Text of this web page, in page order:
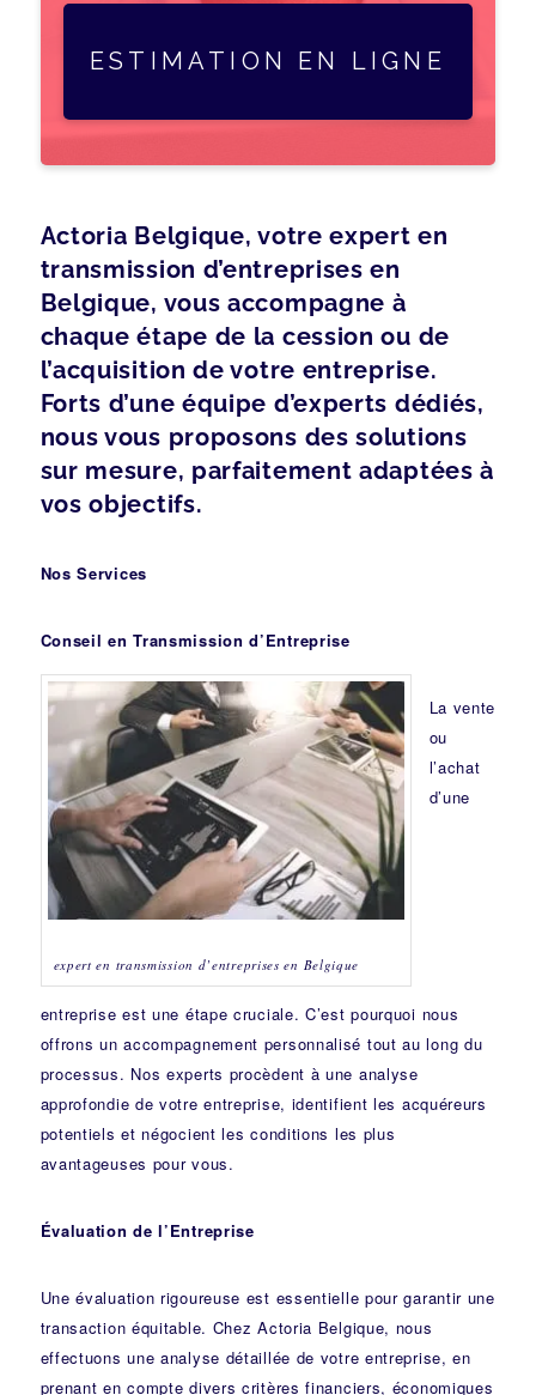
ESTIMATION EN LIGNE
Actoria Belgique, votre expert en
transmission d’entreprises en
Belgique, vous accompagne à
chaque étape de la cession ou de
l’acquisition de votre entreprise.
Forts d’une équipe d’experts dédiés,
nous vous proposons des solutions
sur mesure, parfaitement adaptées à
vos objectifs.
Nos Services
Conseil en Transmission d’Entreprise
expert en transmission d’entreprises en Belgique
La vente
ou
l’achat
d’une
entreprise est une étape cruciale. C’est pourquoi nous
offrons un accompagnement personnalisé tout au long du
processus. Nos experts procèdent à une analyse
approfondie de votre entreprise, identifient les acquéreurs
potentiels et négocient les conditions les plus
avantageuses pour vous.
Évaluation de l’Entreprise
Une évaluation rigoureuse est essentielle pour garantir une
transaction équitable. Chez Actoria Belgique, nous
effectuons une analyse détaillée de votre entreprise, en
prenant en compte divers critères financiers, économiques